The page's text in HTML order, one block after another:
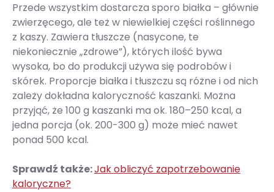
Przede wszystkim dostarcza sporo białka – głównie
zwierzęcego, ale też w niewielkiej części roślinnego
z kaszy. Zawiera tłuszcze (nasycone, te
niekoniecznie „zdrowe”), których ilość bywa
wysoka, bo do produkcji używa się podrobów i
skórek. Proporcje białka i tłuszczu są różne i od nich
zależy dokładna kaloryczność kaszanki. Można
przyjąć, że 100 g kaszanki ma ok. 180–250 kcal, a
jedna porcja (ok. 200-300 g) może mieć nawet
ponad 500 kcal.
Sprawdź także:Jak obliczyć zapotrzebowanie
kaloryczne?